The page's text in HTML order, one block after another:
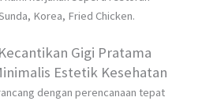
Korea, Fried Chicken.
Gigi Pratama
Estetik Kesehatan
dengan perencanaan tepat